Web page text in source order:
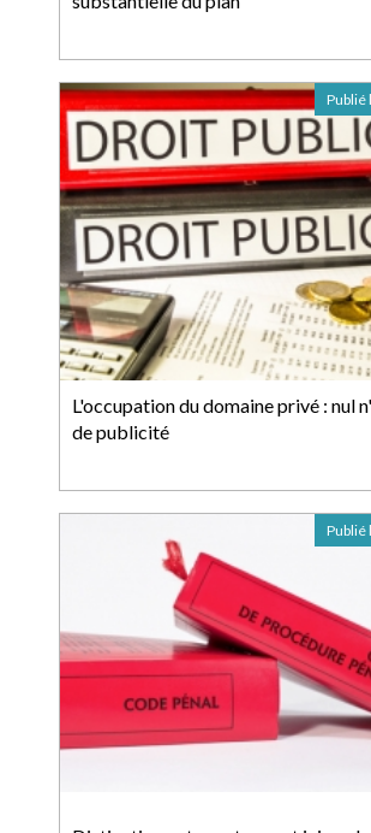
L'occupation du domaine privé : nul
de publicité
Publié
Publié